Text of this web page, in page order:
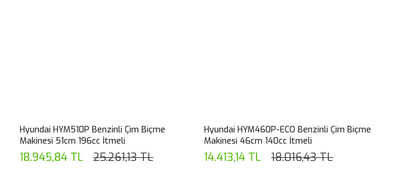
Hyundai HYM510P Benzinli Çim Biçme
Makinesi 51cm 196cc İtmeli
18.945,84 TL 25.261,13 TL
Hyundai HYM460P-ECO Benzinli Çim Biçme
Makinesi 46cm 140cc İtmeli
14.413,14 TL 18.016,43 TL